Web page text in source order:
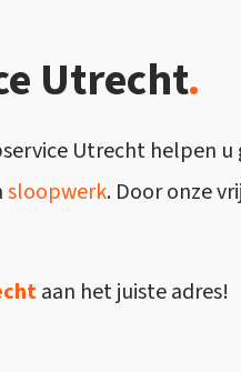
Utrecht.
Utrecht helpen
sloopwerk. Door onze
aan het juiste adres!